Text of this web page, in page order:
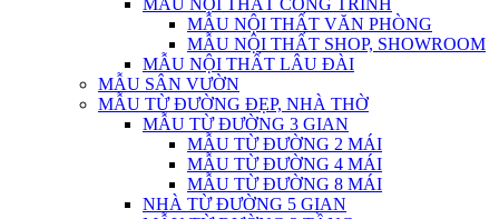
MẪU NỘI THẤT CÔNG TRÌNH
MẪU NỘI THẤT VĂN PHÒNG
MẪU NỘI THẤT SHOP, SHOWROOM
MẪU NỘI THẤT LÂU ĐÀI
MẪU SÂN VƯỜN
MẪU TỪ ĐƯỜNG ĐẸP, NHÀ THỜ
MẪU TỪ ĐƯỜNG 3 GIAN
MẪU TỪ ĐƯỜNG 2 MÁI
MẪU TỪ ĐƯỜNG 4 MÁI
MẪU TỪ ĐƯỜNG 8 MÁI
NHÀ TỪ ĐƯỜNG 5 GIAN